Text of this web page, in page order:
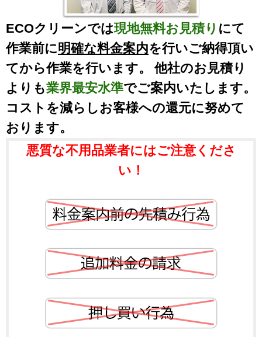
ECOクリーンでは現地無料お見積り にて
作業前に明確な料金案内を行いご納得頂い
てから作業を行います。 他社のお見積り
よりも業界最安水準でご案内いたします。
コストを減らしお客様への還元に努めて
おります。
悪質な不用品業者にはご注意くださ
い！